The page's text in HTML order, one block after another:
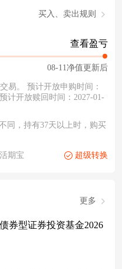
买入、卖出规则
查看盈亏
08-11净值更新后
易。 预计开放申购时间：
计开放赎回时间：2027-01-
同，持有37天以上时，购买
期宝 超级转换
更多
券型证券投资基金2026